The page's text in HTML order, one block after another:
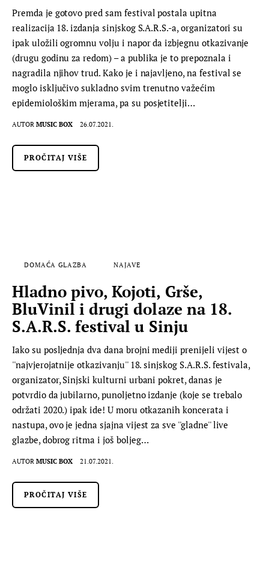
Premda je gotovo pred sam festival postala upitna
realizacija 18. izdanja sinjskog S.A.R.S.-a, organizatori su
ipak uložili ogromnu volju i napor da izbjegnu otkazivanje
(drugu godinu za redom) – a publika je to prepoznala i
nagradila njihov trud. Kako je i najavljeno, na festival se
moglo isključivo sukladno svim trenutno važećim
epidemiološkim mjerama, pa su posjetitelji…
AUTOR MUSIC BOX 26.07.2021.
PROČITAJ VIŠE
DOMAĆA GLAZBA NAJAVE
Hladno pivo, Kojoti, Grše,
BluVinil i drugi dolaze na 18.
S.A.R.S. festival u Sinju
Iako su posljednja dva dana brojni mediji prenijeli vijest o
''najvjerojatnije otkazivanju'' 18. sinjskog S.A.R.S. festivala,
organizator, Sinjski kulturni urbani pokret, danas je
potvrdio da jubilarno, punoljetno izdanje (koje se trebalo
održati 2020.) ipak ide! U moru otkazanih koncerata i
nastupa, ovo je jedna sjajna vijest za sve ''gladne'' live
glazbe, dobrog ritma i još boljeg…
AUTOR MUSIC BOX 21.07.2021.
PROČITAJ VIŠE